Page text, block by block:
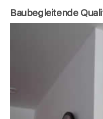
Baubegleitende